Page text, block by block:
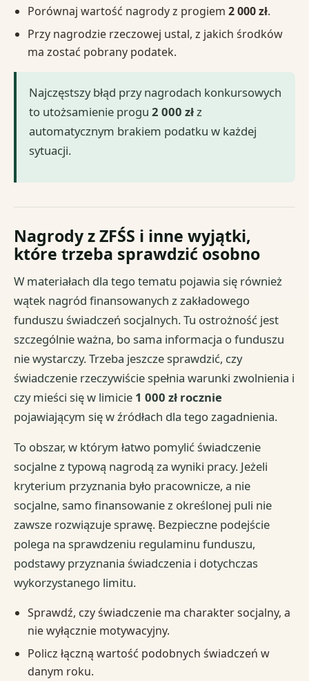
Porównaj wartość nagrody z progiem 2 000 zł.
Przy nagrodzie rzeczowej ustal, z jakich środków
ma zostać pobrany podatek.
Najczęstszy błąd przy nagrodach konkursowych
to utożsamienie progu2 000 zł z
automatycznym brakiem podatku w każdej
sytuacji.
Nagrody z ZFŚS i inne wyjątki,
które trzeba sprawdzić osobno
W materiałach dla tego tematu pojawia się również
wątek nagród finansowanych z zakładowego
funduszu świadczeń socjalnych. Tu ostrożność jest
szczególnie ważna, bo sama informacja o funduszu
nie wystarczy. Trzeba jeszcze sprawdzić, czy
świadczenie rzeczywiście spełnia warunki zwolnienia i
czy mieści się w limicie 1 000 zł rocznie
pojawiającym się w źródłach dla tego zagadnienia.
To obszar, w którym łatwo pomylić świadczenie
socjalne z typową nagrodą za wyniki pracy. Jeżeli
kryterium przyznania było pracownicze, a nie
socjalne, samo finansowanie z określonej puli nie
zawsze rozwiązuje sprawę. Bezpieczne podejście
polega na sprawdzeniu regulaminu funduszu,
podstawy przyznania świadczenia i dotychczas
wykorzystanego limitu.
Sprawdź, czy świadczenie ma charakter socjalny, a
nie wyłącznie motywacyjny.
Policz łączną wartość podobnych świadczeń w
danym roku.